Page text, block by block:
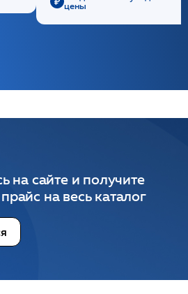
цены
на сайте и получите
на весь каталог